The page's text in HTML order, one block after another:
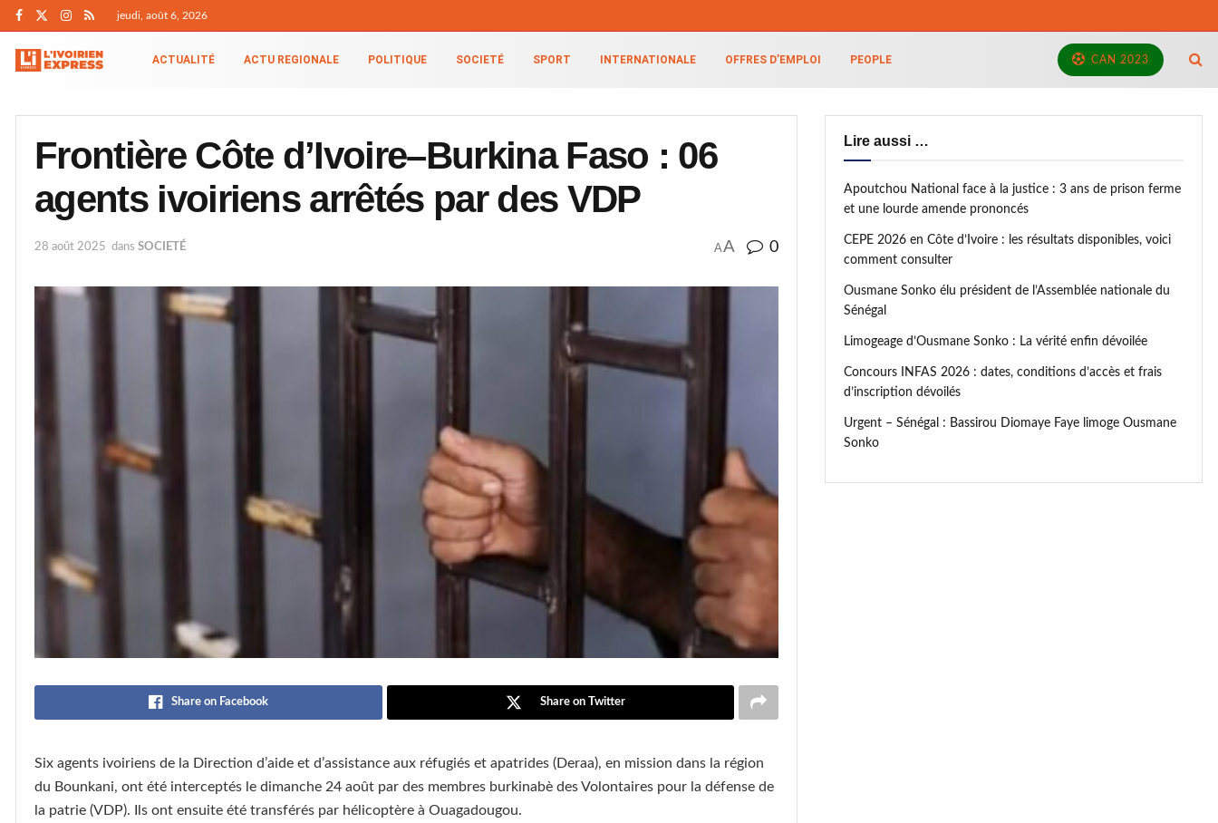
jeudi, août 6, 2026
ACTUALITÉ ACTU REGIONALE POLITIQUE SOCIETÉ SPORT INTERNATIONALE OFFRES D’EMPLOI PEOPLE CAN 2023
Frontière Côte d’Ivoire–Burkina Faso : 06
agents ivoiriens arrêtés par des VDP
28 août 2025 dans SOCIETÉ AA 0
Share on Facebook Share on Twitter
Six agents ivoiriens de la Direction d’aide et d’assistance aux réfugiés et apatrides (Deraa), en mission dans la région
du Bounkani, ont été interceptés le dimanche 24 août par des membres burkinabè des Volontaires pour la défense de
la patrie (VDP). Ils ont ensuite été transférés par hélicoptère à Ouagadougou.
Lire aussi …
Apoutchou National face à la justice : 3 ans de prison ferme
et une lourde amende prononcés
CEPE 2026 en Côte d’Ivoire : les résultats disponibles, voici
comment consulter
Ousmane Sonko élu président de l’Assemblée nationale du
Sénégal
Limogeage d’Ousmane Sonko : La vérité enfin dévoilée
Concours INFAS 2026 : dates, conditions d’accès et frais
d’inscription dévoilés
Urgent – Sénégal : Bassirou Diomaye Faye limoge Ousmane
Sonko